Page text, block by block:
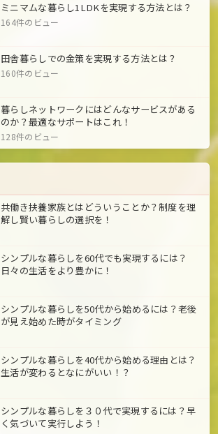
ミニマムな暮らし1LDKを実現する方法とは？
164件のビュー
田舎暮らしでの金策を実現する方法とは？
160件のビュー
暮らしネットワークにはどんなサービスがある
のか？最適なサポートはこれ！
128件のビュー
共働き扶養家族とはどういうことか？制度を理
解し賢い暮らしの選択を！
シンプルな暮らしを60代でも実現するには？
日々の生活をより豊かに！
シンプルな暮らしを50代から始めるには？老後
が見え始めた時がタイミング
シンプルな暮らしを40代から始める理由とは？
生活が変わるとなにがいい！？
シンプルな暮らしを３０代で実現するには？早
く気づいて実行しよう！